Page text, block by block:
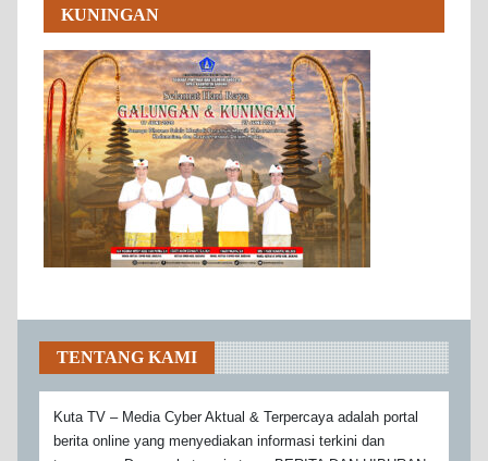
KUNINGAN
TENTANG KAMI
Kuta TV – Media Cyber Aktual & Terpercaya adalah portal
berita online yang menyediakan informasi terkini dan